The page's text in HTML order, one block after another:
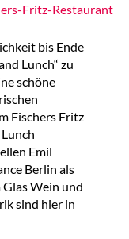
Fritz-Restaurant
bis Ende
Lunch“ zu
schöne
Fischers Fritz
Emil
Berlin als
Wein und
sind hier in